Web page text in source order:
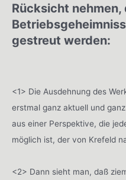
Rücksicht nehmen,
gestreut werden:
<1> Die Ausdehnung des
erstmal ganz aktuell und
aus einer Perspektive, die
möglich ist, der von Krefeld
<2> Dann sieht man, daß